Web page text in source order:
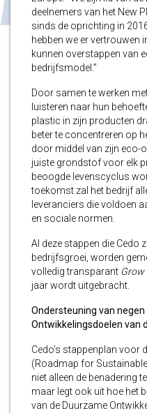
deelnemers van het New
sinds de oprichting in
hebben we er vertrouwen
kunnen overstappen van
bedrijfsmodel.”
Door samen te werken
luisteren naar hun
plastic in zijn producten
beter te concentreren op
door middel van zijn eco-
juiste grondstof voor elk
beoogde levenscyclus
toekomst zal het bedrijf
leveranciers die voldoen
en sociale normen.
Al deze stappen die Cedo
bedrijfsgroei, worden
volledig transparant Grow
jaar wordt uitgebracht.
Ondersteuning van
Ontwikkelingsdoelen van
Cedo’s stappenplan voor
(Roadmap for
niet alleen de benadering
maar legt ook uit hoe het
van de Duurzame